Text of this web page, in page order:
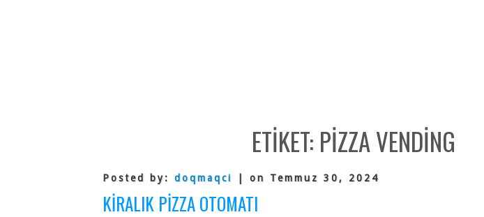
ETIKET: PIZZA VENDING
Posted by: doqmaqci | on Temmuz 30, 2024
KIRALIK PIZZA OTOMATI